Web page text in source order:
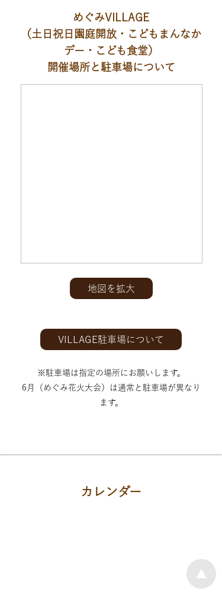
めぐみVILLAGE
（土日祝日園庭開放・こどもまんなか
デー・こども食堂）
開催場所と駐車場について
地図を拡大
VILLAGE駐車場について
※駐車場は指定の場所にお願いします。
6月（めぐみ花火大会）は通常と駐車場が異なり
ます。
カレンダー